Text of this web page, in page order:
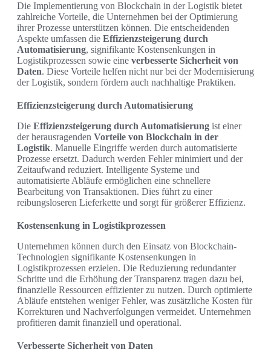
Die Implementierung von Blockchain in der Logistik bietet
zahlreiche Vorteile, die Unternehmen bei der Optimierung
ihrer Prozesse unterstützen können. Die entscheidenden
Aspekte umfassen die Effizienzsteigerung durch
Automatisierung, signifikante Kostensenkungen in
Logistikprozessen sowie eine verbesserte Sicherheit von
Daten. Diese Vorteile helfen nicht nur bei der Modernisierung
der Logistik, sondern fördern auch nachhaltige Praktiken.
Effizienzsteigerung durch Automatisierung
Die Effizienzsteigerung durch Automatisierung ist einer
der herausragenden Vorteile von Blockchain in der
Logistik. Manuelle Eingriffe werden durch automatisierte
Prozesse ersetzt. Dadurch werden Fehler minimiert und der
Zeitaufwand reduziert. Intelligente Systeme und
automatisierte Abläufe ermöglichen eine schnellere
Bearbeitung von Transaktionen. Dies führt zu einer
reibungsloseren Lieferkette und sorgt für größerer Effizienz.
Kostensenkung in Logistikprozessen
Unternehmen können durch den Einsatz von Blockchain-
Technologien signifikante Kostensenkungen in
Logistikprozessen erzielen. Die Reduzierung redundanter
Schritte und die Erhöhung der Transparenz tragen dazu bei,
finanzielle Ressourcen effizienter zu nutzen. Durch optimierte
Abläufe entstehen weniger Fehler, was zusätzliche Kosten für
Korrekturen und Nachverfolgungen vermeidet. Unternehmen
profitieren damit finanziell und operational.
Verbesserte Sicherheit von Daten